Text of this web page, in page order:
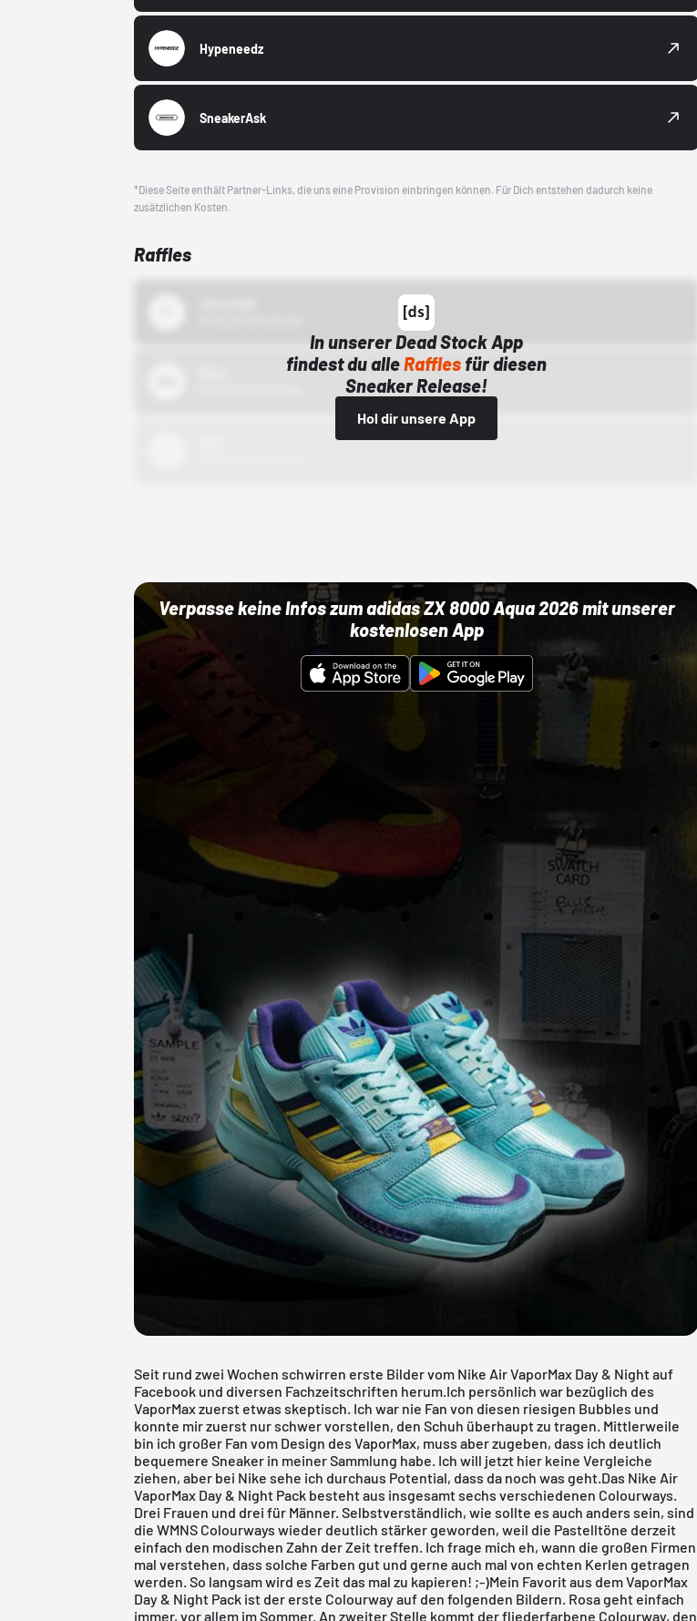
Hypeneedz
SneakerAsk
*Diese Seite enthält Partner-Links, die uns eine Provision einbringen können. Für Dich entstehen dadurch keine
zusätzlichen Kosten.
Raffles
In unserer Dead Stock App
findest du alleRaffles für diesen
Sneaker Release!
Hol dir unsere App
Verpasse keine Infos zum adidas ZX 8000 Aqua 2026 mit unserer
kostenlosen App
Seit rund zwei Wochen schwirren erste Bilder vom Nike Air VaporMax Day & Night auf
Facebook und diversen Fachzeitschriften herum.Ich persönlich war bezüglich des
VaporMax zuerst etwas skeptisch. Ich war nie Fan von diesen riesigen Bubbles und
konnte mir zuerst nur schwer vorstellen, den Schuh überhaupt zu tragen. Mittlerweile
bin ich großer Fan vom Design des VaporMax, muss aber zugeben, dass ich deutlich
bequemere Sneaker in meiner Sammlung habe. Ich will jetzt hier keine Vergleiche
ziehen, aber bei Nike sehe ich durchaus Potential, dass da noch was geht.Das Nike Air
VaporMax Day & Night Pack besteht aus insgesamt sechs verschiedenen Colourways.
Drei Frauen und drei für Männer. Selbstverständlich, wie sollte es auch anders sein, sind
die WMNS Colourways wieder deutlich stärker geworden, weil die Pastelltöne derzeit
einfach den modischen Zahn der Zeit treffen. Ich frage mich eh, wann die großen Firmen
mal verstehen, dass solche Farben gut und gerne auch mal von echten Kerlen getragen
werden. So langsam wird es Zeit das mal zu kapieren! ;-)Mein Favorit aus dem VaporMax
Day & Night Pack ist der erste Colourway auf den folgenden Bildern. Rosa geht einfach
immer, vor allem im Sommer. An zweiter Stelle kommt der fliederfarbene Colourway, den